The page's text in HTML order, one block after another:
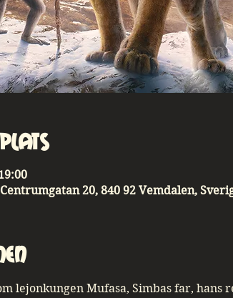
20, 840 92 Vemdalen,
lejonkungen Mufasa, Simbas far,